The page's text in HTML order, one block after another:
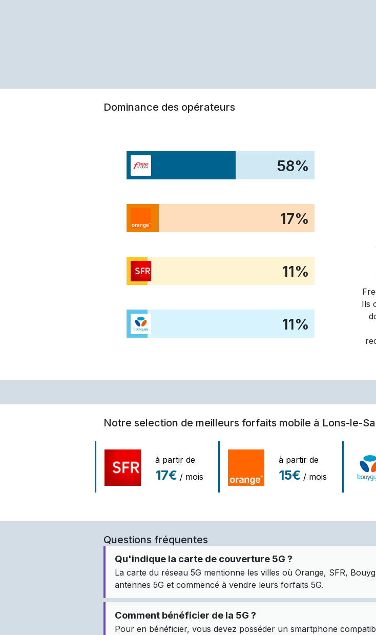
Dominance des opérateurs
58%
17%
11%
11%
Ils
Notre selection de meilleurs forfaits mobile à Lons-le-
à partir de
17€ / mois
à partir de
15€ / mois
Questions fréquentes
Qu'indique la carte de couverture 5G ?
La carte du réseau 5G mentionne les villes où Orange, SFR,
antennes 5G et commencé à vendre leurs forfaits 5G.
Comment bénéficier de la 5G ?
Pour en bénéficier, vous devez posséder un smartphone